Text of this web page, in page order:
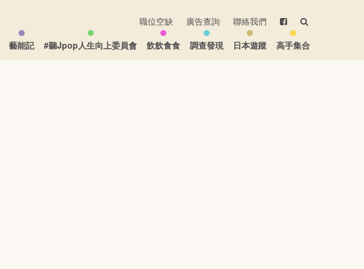
職位空缺 廣告查詢
聯絡我們
藝能記 #聽Jpop人生向上委員會 飲飲食食 調查發現 日本遊蹤 高手集合